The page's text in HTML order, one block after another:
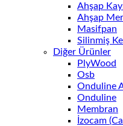
Ahşap
Ahşap
Masifpan
Silinmiş
Diğer Ürünler
PlyWood
Osb
Onduline
Onduline
Membran
İzocam